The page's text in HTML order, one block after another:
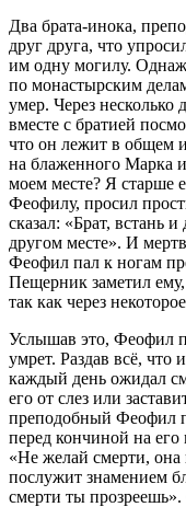
Два брата-инока,
друг друга, что
им одну могилу.
по монастырским
умер. Через
вместе с братией
что он лежит в общем
на блаженного Марка и
моем месте? Я старше
Феофилу, просил
сказал: «Брат, встань
другом месте». И
Феофил пал к ногам
Пещерник заметил
так как через
Услышав это, Феофил
умрет. Раздав всё, что
каждый день ожидал
его от слез или
преподобный Феофил
перед кончиной на его
«Не желай смерти,
послужит знамением
смерти ты